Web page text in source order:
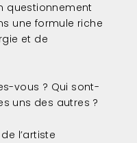
questionnement
une formule riche
et de
vous ? Qui sont-
uns des autres ?
l’artiste